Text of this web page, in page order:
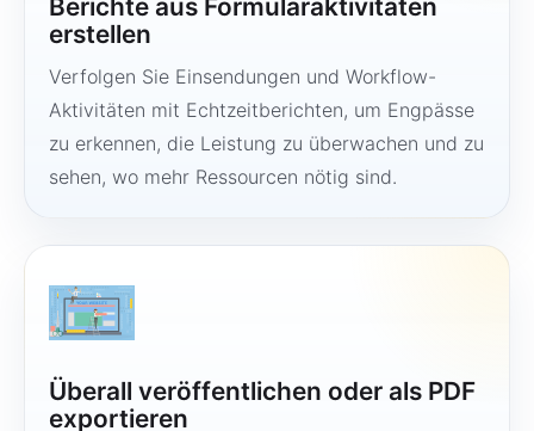
Berichte aus Formularaktivitäten
erstellen
Verfolgen Sie Einsendungen und Workflow-
Aktivitäten mit Echtzeitberichten, um Engpässe
zu erkennen, die Leistung zu überwachen und zu
sehen, wo mehr Ressourcen nötig sind.
Überall veröffentlichen oder als PDF
exportieren